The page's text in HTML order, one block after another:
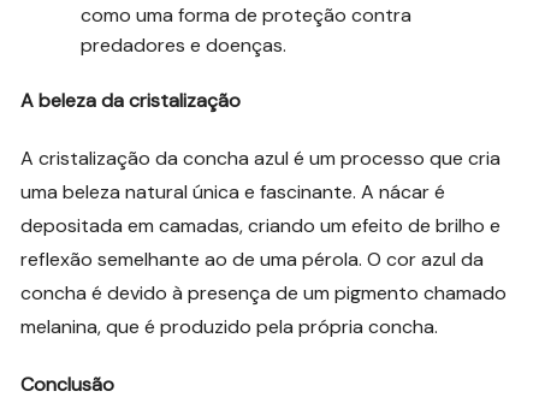
como uma forma de proteção contra
predadores e doenças.
A beleza da cristalização
A cristalização da concha azul é um processo que cria
uma beleza natural única e fascinante. A nácar é
depositada em camadas, criando um efeito de brilho e
reflexão semelhante ao de uma pérola. O cor azul da
concha é devido à presença de um pigmento chamado
melanina, que é produzido pela própria concha.
Conclusão